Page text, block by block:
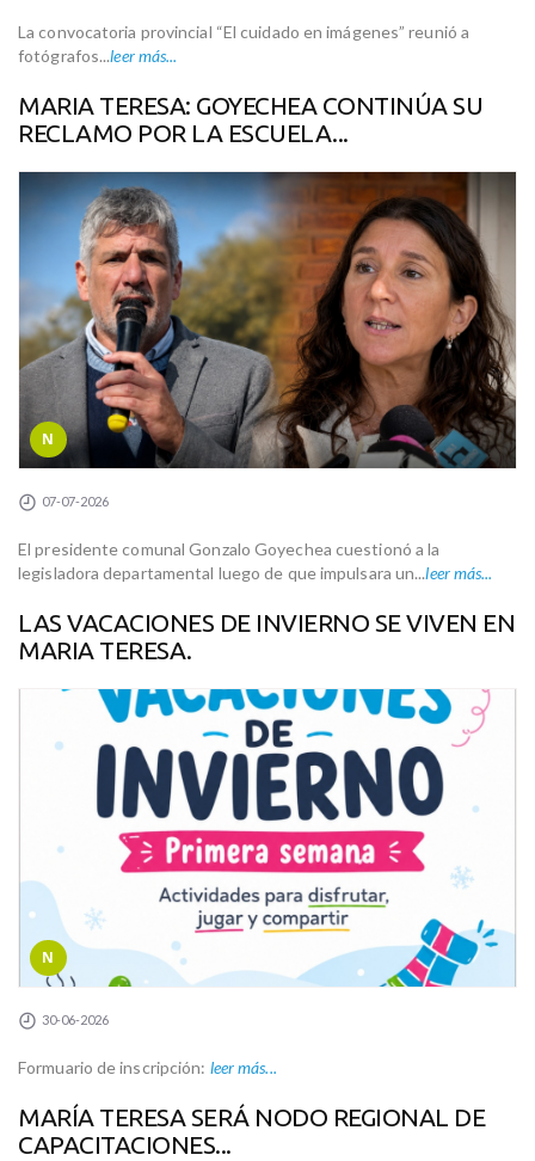
La convocatoria provincial “El cuidado en imágenes” reunió a
fotógrafos...leer más...
MARIA TERESA: GOYECHEA CONTINÚA SU
RECLAMO POR LA ESCUELA...
N
07-07-2026
El presidente comunal Gonzalo Goyechea cuestionó a la
legisladora departamental luego de que impulsara un...leer más...
LAS VACACIONES DE INVIERNO SE VIVEN EN
MARIA TERESA.
N
30-06-2026
Formuario de inscripción: leer más...
MARÍA TERESA SERÁ NODO REGIONAL DE
CAPACITACIONES...